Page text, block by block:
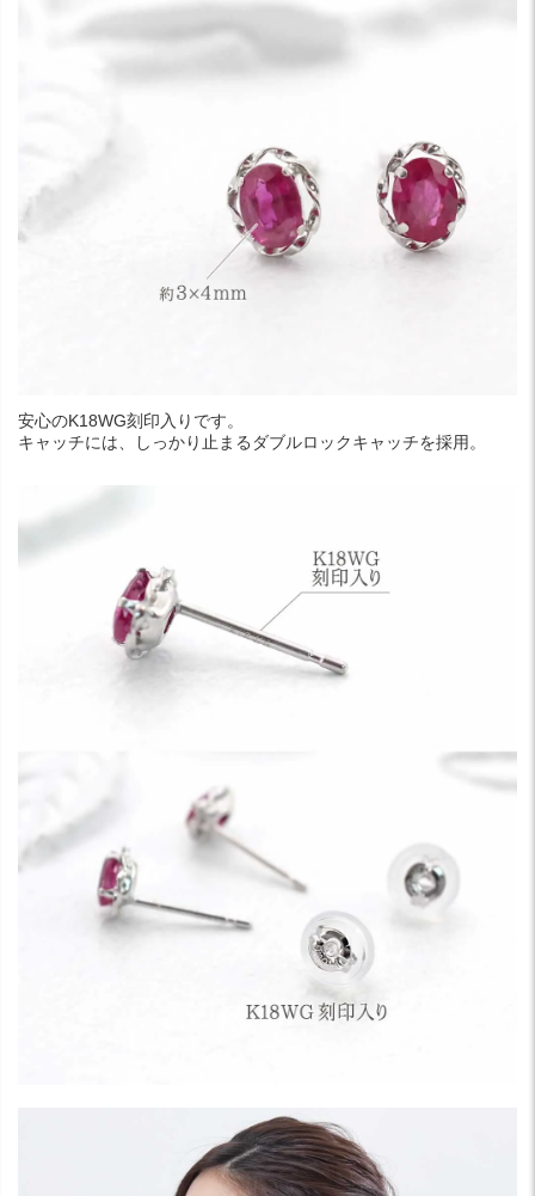
安心のK18WG刻印入りです。
キャッチには、しっかり止まるダブルロックキャッチを採用。